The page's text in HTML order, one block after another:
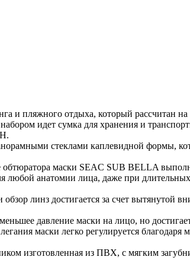
и пляжного отдыха, который рассчитан на
идет сумка для хранения и
стеклами каплевидной формы,
маски SEAC SUB BELLA
любой анатомии лица, даже при
линз достигается за счет вытянутой
давление маски на лицо, но
маски легко регулируется благодаря
изготовленная из ПВХ, с мягким